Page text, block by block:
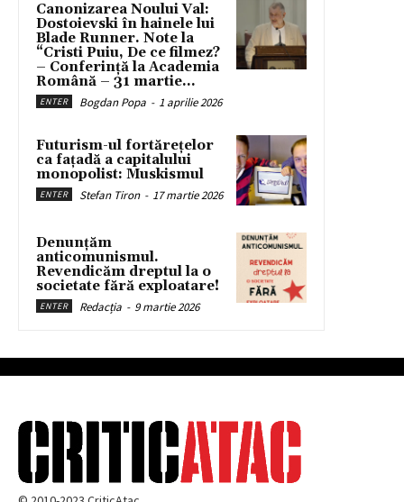
Canonizarea Noului Val:
Dostoievski în hainele lui
Blade Runner. Note la
“Cristi Puiu, De ce filmez?
– Conferință la Academia
Română – 31 martie...
ENTER Bogdan Popa - 1 aprilie 2026
Futurism-ul fortărețelor
ca fațadă a capitalului
monopolist: Muskismul
ENTER Stefan Tiron - 17 martie 2026
Denunțăm
anticomunismul.
Revendicăm dreptul la o
societate fără exploatare!
ENTER Redacția - 9 martie 2026